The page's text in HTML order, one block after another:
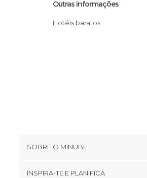
Outras informações
Hotéis baratos
SOBRE O MINUBE
INSPIRA-TE E PLANIFICA